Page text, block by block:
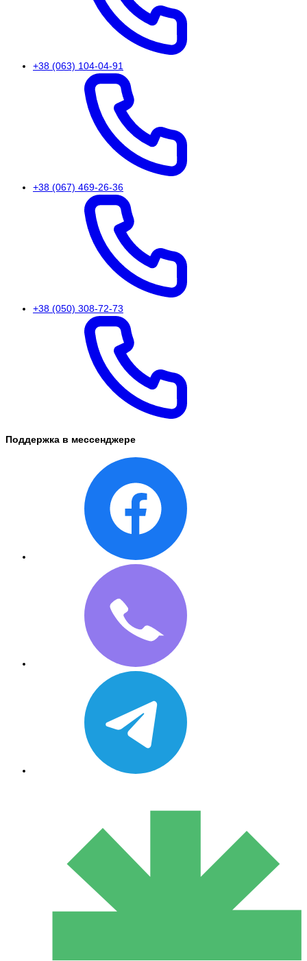
+38 (063) 104-04-91
+38 (067) 469-26-36
+38 (050) 308-72-73
Поддержка в мессенджере